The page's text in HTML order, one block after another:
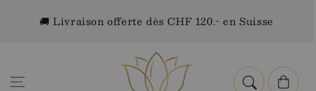
contenu🚚 Livraison offerte dès CHF 120.- en Suisse
Panier